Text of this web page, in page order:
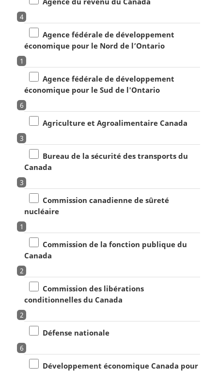
4
Agence fédérale de développement
économique pour le Nord de l’Ontario
1
Agence fédérale de développement
économique pour le Sud de l'Ontario
6
Agriculture et Agroalimentaire Canada
3
Bureau de la sécurité des transports du
Canada
3
Commission canadienne de sûreté
nucléaire
1
Commission de la fonction publique du
Canada
2
Commission des libérations
conditionnelles du Canada
2
Défense nationale
6
Développement économique Canada pour